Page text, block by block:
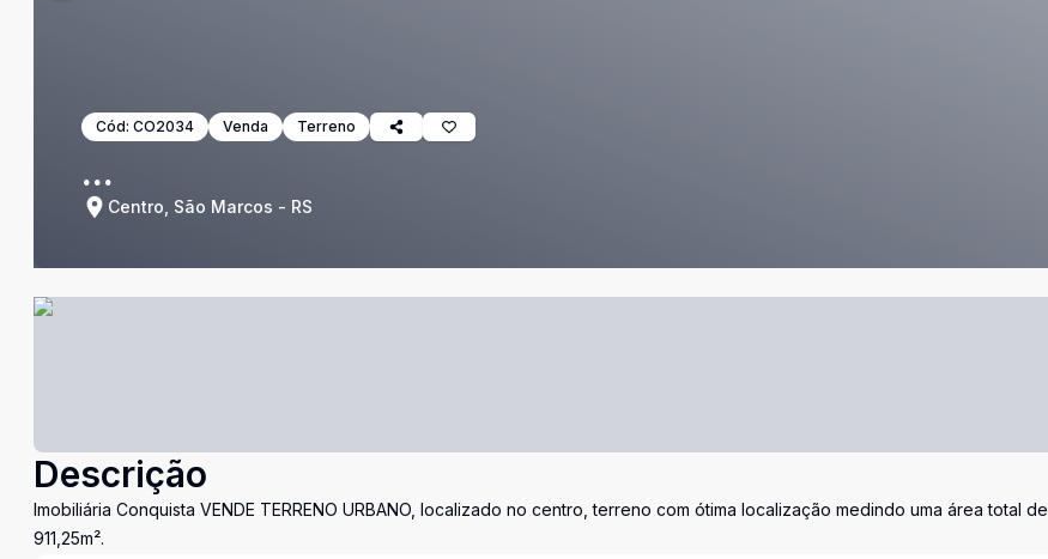
Cód: CO2034 Venda Terreno
...
Centro, São Marcos - RS
Descrição
Imobiliária Conquista VENDE TERRENO URBANO, localizado no centro, terreno com ótima localização medindo uma área total de
911,25m².